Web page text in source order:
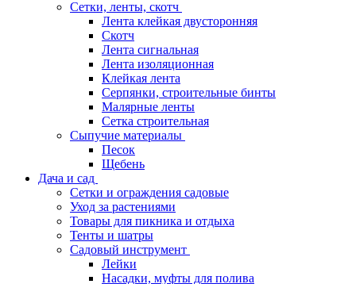
Сетки, ленты, скотч
Лента клейкая двусторонняя
Скотч
Лента сигнальная
Лента изоляционная
Клейкая лента
Серпянки, строительные бинты
Малярные ленты
Сетка строительная
Сыпучие материалы
Песок
Щебень
Дача и сад
Сетки и ограждения садовые
Уход за растениями
Товары для пикника и отдыха
Тенты и шатры
Садовый инструмент
Лейки
Насадки, муфты для полива